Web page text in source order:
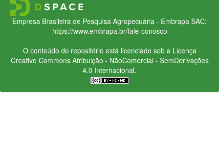
Empresa Brasileira de Pesquisa Agropecuária - Embrapa SAC:
https://www.embrapa.br/fale-conosco
O conteúdo do repositório está licenciado sob a Licença
Creative CommonsAtribuição - NãoComercial - SemDerivações
4.0 Internacional.